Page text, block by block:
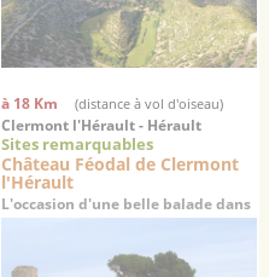
à 18 Km (distance à vol d'oiseau)
Clermont l'Hérault - Hérault
Sites remarquables
Château Féodal de Clermont
l'Hérault
L'occasion d'une belle balade dans
la vallée de l'Hérault